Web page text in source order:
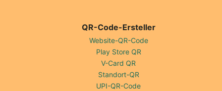
QR-Code-Ersteller
Website-QR-Code
Play Store QR
V-Card QR
Standort-QR
UPI-QR-Code